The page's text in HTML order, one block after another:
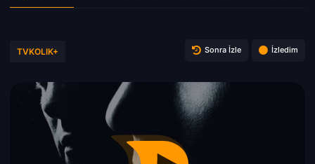
TVKOLIK+ Sonra İzle İzledim